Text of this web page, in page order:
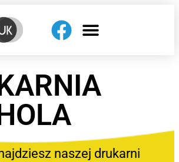
naszej drukarni